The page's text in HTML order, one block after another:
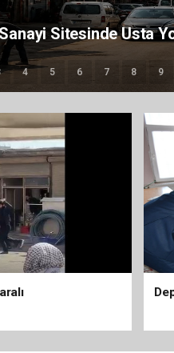
Sosyal Yardımlaşma
4 5 6 7 8 9